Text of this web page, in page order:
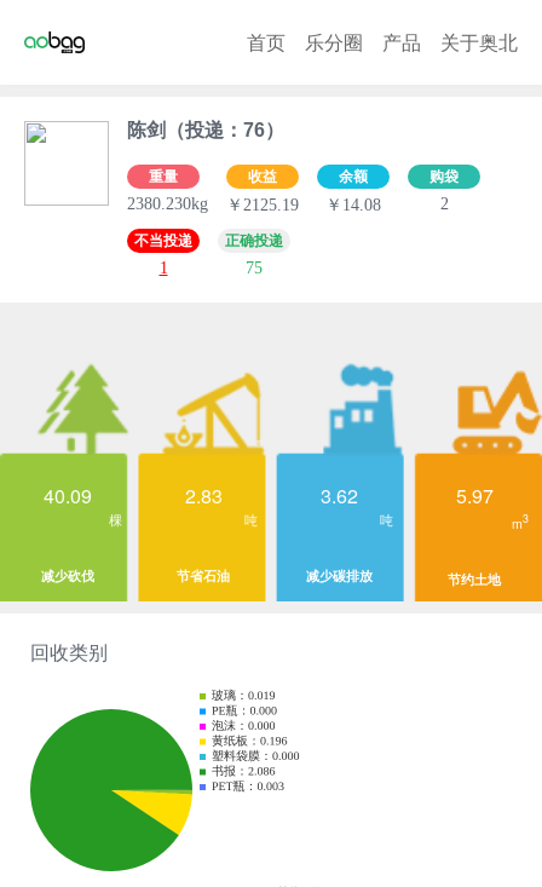
首页 乐分圈 产品 关于奥北
陈剑（投递：76）
重量
2380.230kg
收益
￥2125.19
余额
￥14.08
购袋
2
不当投递
1
正确投递
75
40.09
棵
减少砍伐
2.83
吨
节省石油
3.62
吨
减少碳排放
5.97
m3
节约土地
回收类别